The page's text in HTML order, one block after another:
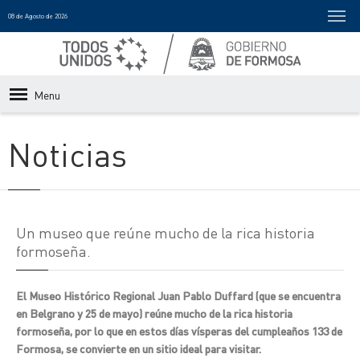
08 de Agosto de 2026
Menu
Noticias
Un museo que reúne mucho de la rica historia
formoseña.
El Museo Histórico Regional Juan Pablo Duffard (que se encuentra
en Belgrano y 25 de mayo) reúne mucho de la rica historia
formoseña, por lo que en estos días vísperas del cumpleaños 133 de
Formosa, se convierte en un sitio ideal para visitar.